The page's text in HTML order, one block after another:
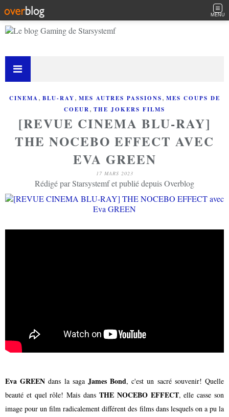
MENU
CINEMA, BLU-RAY, MES AUTRES PASSIONS, MES COUPS DE
COEUR, THE JOKERS FILMS
[REVUE CINEMA BLU-RAY]
THE NOCEBO EFFECT AVEC
EVA GREEN
17 MARS 2023
Rédigé par Starsystemf et publié depuis Overblog
Eva GREEN dans la saga James Bond, c'est un sacré souvenir! Quelle
beauté et quel rôle! Mais dans THE NOCEBO EFFECT, elle casse son
image pour un film radicalement différent des films dans lesquels on a pu la